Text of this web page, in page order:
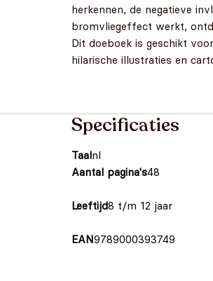
herkennen, de negatieve
bromvliegeffect werkt,
Dit doeboek is geschikt
hilarische illustraties en
Specificaties
Taalnl
Aantal pagina's48
Leeftijd8 t/m 12 jaar
EAN9789000393749